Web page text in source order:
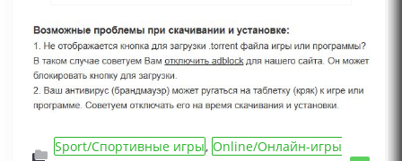
Sport/Спортивные игры, Online/Онлайн-игры